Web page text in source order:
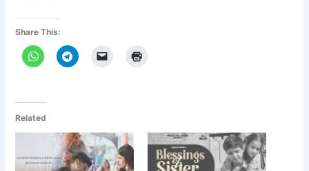
Share This:
Related